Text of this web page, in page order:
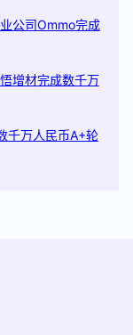
公司Ommo完成
增材完成数千万
千万人民币A+轮